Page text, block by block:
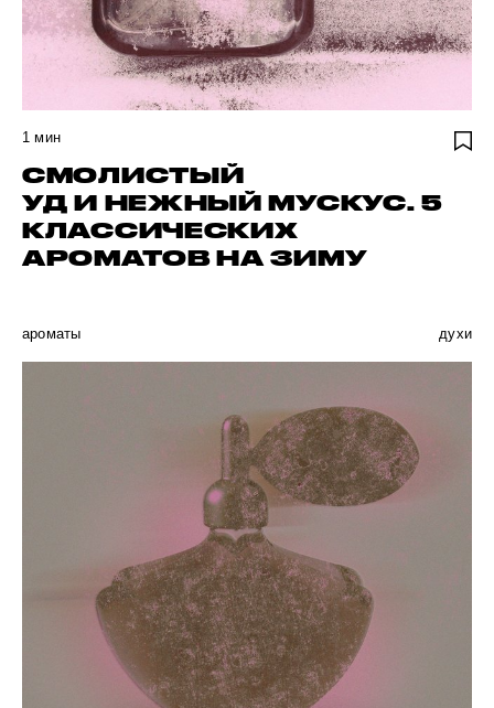
1 мин
СМОЛИСТЫЙ
УД И НЕЖНЫЙ МУСКУС. 5
КЛАССИЧЕСКИХ
АРОМАТОВ НА ЗИМУ
ароматы духи